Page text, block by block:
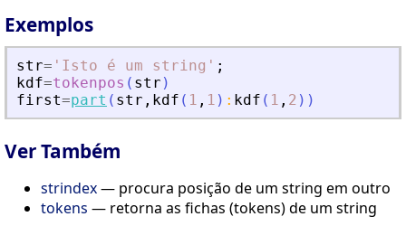
Exemplos
str= ' Isto é um string ' ;
kdf=tokenpos ( str )
first=part ( str , kdf ( 1 , 1 ) : kdf ( 1 , 2 ) )
Ver Também
strindex— procura posição de um string em outro
tokens — retorna as fichas (tokens) de um string